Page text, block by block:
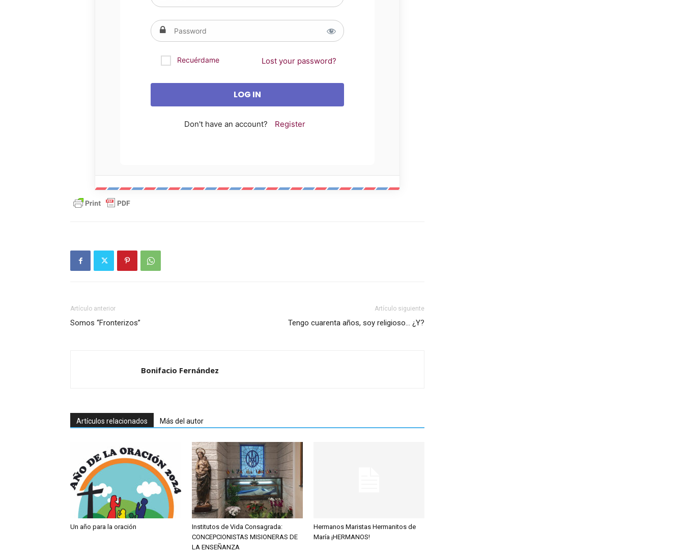
Recuérdame Lost your password?
Don't have an account? Register
Artículo anterior
Somos “Fronterizos”
Artículo siguiente
Tengo cuarenta años, soy religioso… ¿Y?
Bonifacio Fernández
Artículos relacionados Más del autor
Un año para la oración
Institutos de Vida Consagrada:
CONCEPCIONISTAS MISIONERAS DE
LA ENSEÑANZA
Hermanos Maristas Hermanitos de
María ¡HERMANOS!